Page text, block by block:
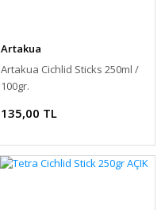
Artakua
Artakua Cichlid Sticks 250ml /
100gr.
135,00 TL